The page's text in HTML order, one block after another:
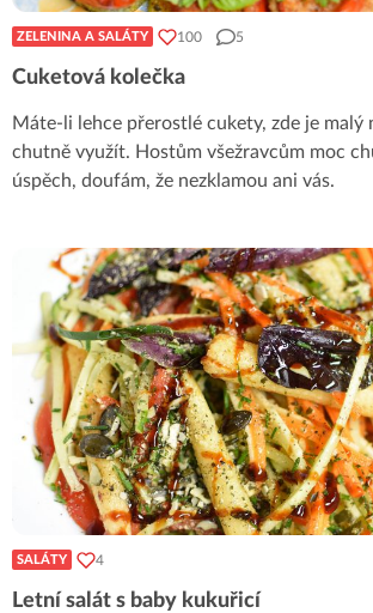
ZELENINA A SALÁTY 100 5
Cuketová kolečka
Máte-li lehce přerostlé cukety, zde je malý
chutně využít. Hostům všežravcům moc
úspěch, doufám, že nezklamou ani vás.
SALÁTY 4
Letní salát s baby kukuřicí